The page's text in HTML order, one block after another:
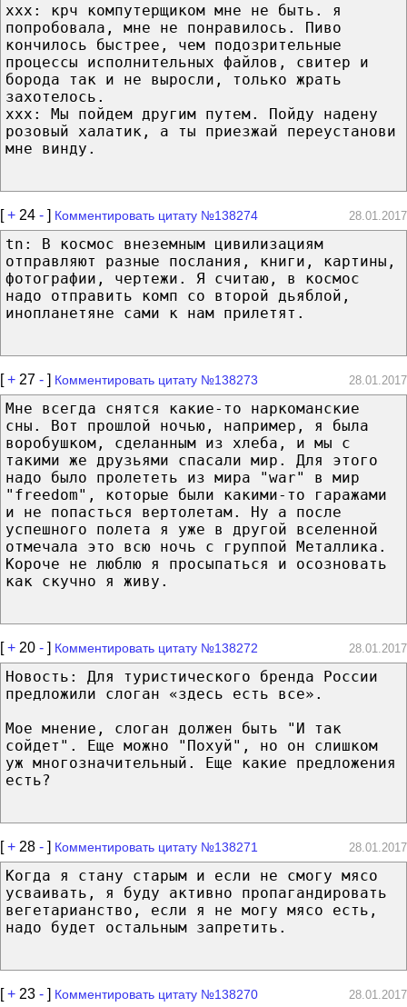
ххх: крч компутерщиком мне не быть. я
попробовала, мне не понравилось. Пиво
кончилось быстрее, чем подозрительные
процессы исполнительных файлов, свитер и
борода так и не выросли, только жрать
захотелось.
ххх: Мы пойдем другим путем. Пойду надену
розовый халатик, а ты приезжай переустанови
мне винду.
[+ 24 - ] Комментировать цитату №138274 28.01.2017
tn: В космос внеземным цивилизациям
отправляют разные послания, книги, картины,
фотографии, чертежи. Я считаю, в космос
надо отправить комп со второй дьяблой,
инопланетяне сами к нам прилетят.
[+ 27 - ] Комментировать цитату №138273 28.01.2017
Мне всегда снятся какие-то наркоманские
сны. Вот прошлой ночью, например, я была
воробушком, сделанным из хлеба, и мы с
такими же друзьями спасали мир. Для этого
надо было пролететь из мира "war" в мир
"freedom", которые были какими-то гаражами
и не попасться вертолетам. Ну а после
успешного полета я уже в другой вселенной
отмечала это всю ночь с группой Металлика.
Короче не люблю я просыпаться и осозновать
как скучно я живу.
[+ 20 - ] Комментировать цитату №138272 28.01.2017
Новость: Для туристического бренда России
предложили слоган «здесь есть все».
Мое мнение, слоган должен быть "И так
сойдет". Еще можно "Похуй", но он слишком
уж многозначительный. Еще какие предложения
есть?
[+ 28 - ] Комментировать цитату №138271 28.01.2017
Когда я стану старым и если не смогу мясо
усваивать, я буду активно пропагандировать
вегетарианство, если я не могу мясо есть,
надо будет остальным запретить.
[+ 23 - ] Комментировать цитату №138270 28.01.2017